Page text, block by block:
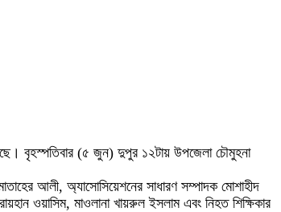
বৃহস্পতিবার (৫ জুন) দুপুর ১২টায় উপজেলা চৌমুহনা
আলী, অ্যাসোসিয়েশনের সাধারণ সম্পাদক মোশাহীদ
ওয়াসিম, মাওলানা খায়রুল ইসলাম এবং নিহত শিক্ষিকার